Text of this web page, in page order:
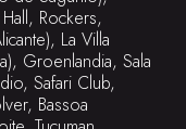
Rockers,
La Villa
Groenlandia, Sala
Safari Club,
Bassoa